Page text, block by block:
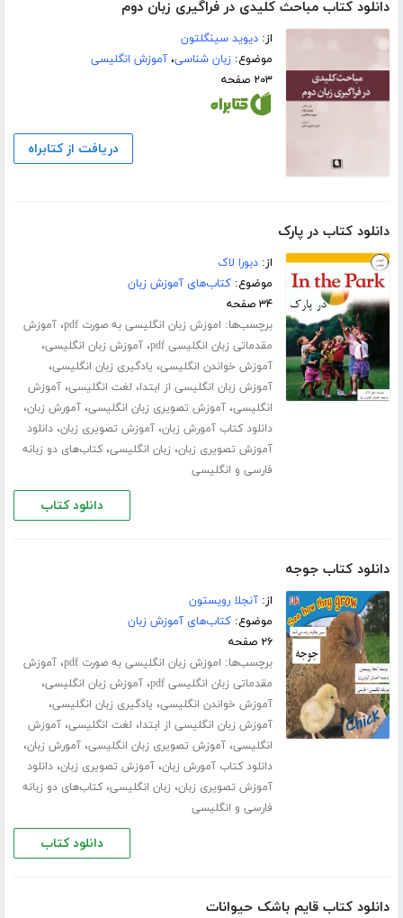
دانلود کتاب مباحث کلیدی در فراگیری زبان دوم
از:دیوید سینگلتون
موضوع:زبان شناسی،آموزش انگلیسی
۲۰۳ صفحه
دریافت از کتابراه
دانلود کتاب در پارک
از:دبورا لاک
موضوع:کتاب‌های آموزش زبان
۳۴ صفحه
برچسب‌ها: اموزش زبان انگلیسی به صورت pdf ،آموزش
مقدماتی زبان انگلیسی pdf
،آموزش زبان انگلیسی،
آموزش خواندن انگلیسی، یادگیری زبان انگلیسی،
آموزش زبان انگلیسی از ابتدا، لغت انگلیسی،آموزش
انگلیسی،آموزش تصویری زبان انگلیسی،آمورش زبان،
دانلود کتاب آمورش زبان،آموزش تصویری زبان،دانلود
آموزش تصویری زبان، زبان انگلیسی،کتاب‌های دو زبانه
فارسی و انگلیسی
دانلود کتاب
دانلود کتاب جوجه
از:آنجلا رویستون
موضوع:کتاب‌های آموزش زبان
۲۶ صفحه
برچسب‌ها: اموزش زبان انگلیسی به صورت pdf ،آموزش
مقدماتی زبان انگلیسی pdf
،آموزش زبان انگلیسی،
آموزش خواندن انگلیسی، یادگیری زبان انگلیسی،
آموزش زبان انگلیسی از ابتدا، لغت انگلیسی،آموزش
انگلیسی،آموزش تصویری زبان انگلیسی،آمورش زبان،
دانلود کتاب آمورش زبان،آموزش تصویری زبان،دانلود
آموزش تصویری زبان، زبان انگلیسی،کتاب‌های دو زبانه
فارسی و انگلیسی
دانلود کتاب
دانلود کتاب قایم باشک حیوانات